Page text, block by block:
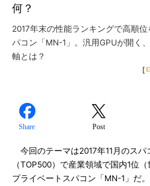
何？
2017年末の性能ランキングで高順
パコン「MN-1」。汎用GPUが開く
軸とは？
[
Share Post
今回のテーマは2017年11月のスパ
（TOP500）で産業領域で国内1位
プライベートスパコン「MN-1」だ